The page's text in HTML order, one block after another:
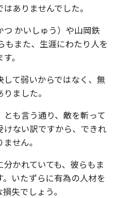
ありませんでした。
かいしゅう）や山岡鉄
もまた、生涯にわたり人を
。
て弱いからではなく、無
ました。
も言う通り、敵を斬って
けない訳ですから、できれ
せん。
かれていても、彼らもま
いたずらに有為の人材を
失でしょう。